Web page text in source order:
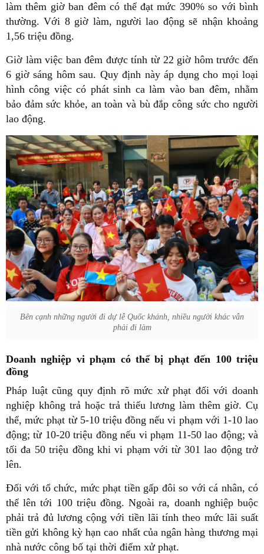
làm thêm giờ ban đêm có thể đạt mức 390% so với bình
thường. Với 8 giờ làm, người lao động sẽ nhận khoảng
1,56 triệu đồng.
Giờ làm việc ban đêm được tính từ 22 giờ hôm trước đến
6 giờ sáng hôm sau. Quy định này áp dụng cho mọi loại
hình công việc có phát sinh ca làm vào ban đêm, nhằm
bảo đảm sức khỏe, an toàn và bù đắp công sức cho người
lao động.
Bên cạnh những người đi dự lễ Quốc khánh, nhiều người khác vẫn
phải đi làm
Doanh nghiệp vi phạm có thể bị phạt đến 100 triệu
đồng
Pháp luật cũng quy định rõ mức xử phạt đối với doanh
nghiệp không trả hoặc trả thiếu lương làm thêm giờ. Cụ
thể, mức phạt từ 5-10 triệu đồng nếu vi phạm với 1-10 lao
động; từ 10-20 triệu đồng nếu vi phạm 11-50 lao động; và
tối đa 50 triệu đồng khi vi phạm với từ 301 lao động trở
lên.
Đối với tổ chức, mức phạt tiền gấp đôi so với cá nhân, có
thể lên tới 100 triệu đồng. Ngoài ra, doanh nghiệp buộc
phải trả đủ lương cộng với tiền lãi tính theo mức lãi suất
tiền gửi không kỳ hạn cao nhất của ngân hàng thương mại
nhà nước công bố tại thời điểm xử phạt.